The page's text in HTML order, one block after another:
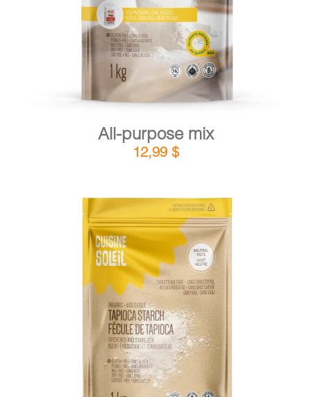
All-purpose mix
12,99 $
ADD TO CART / DETAILS